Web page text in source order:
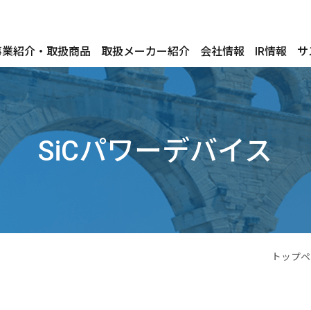
紹介・取扱商品 取扱メーカー紹介 会社情報 IR情報 サ
SiCパワーデバイス
トップ